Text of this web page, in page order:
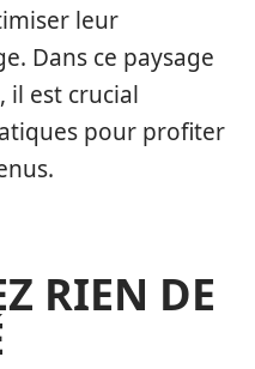
leur
Dans ce paysage
il est crucial
pour profiter
RIEN DE